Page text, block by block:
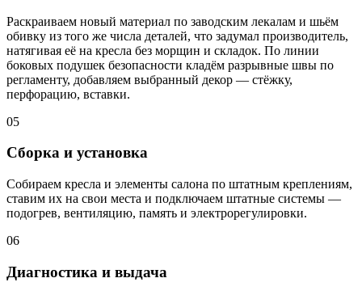
Раскраиваем новый материал по заводским лекалам и шьём
обивку из того же числа деталей, что задумал производитель,
натягивая её на кресла без морщин и складок. По линии
боковых подушек безопасности кладём разрывные швы по
регламенту, добавляем выбранный декор — стёжку,
перфорацию, вставки.
05
Сборка и установка
Собираем кресла и элементы салона по штатным креплениям,
ставим их на свои места и подключаем штатные системы —
подогрев, вентиляцию, память и электрорегулировки.
06
Диагностика и выдача